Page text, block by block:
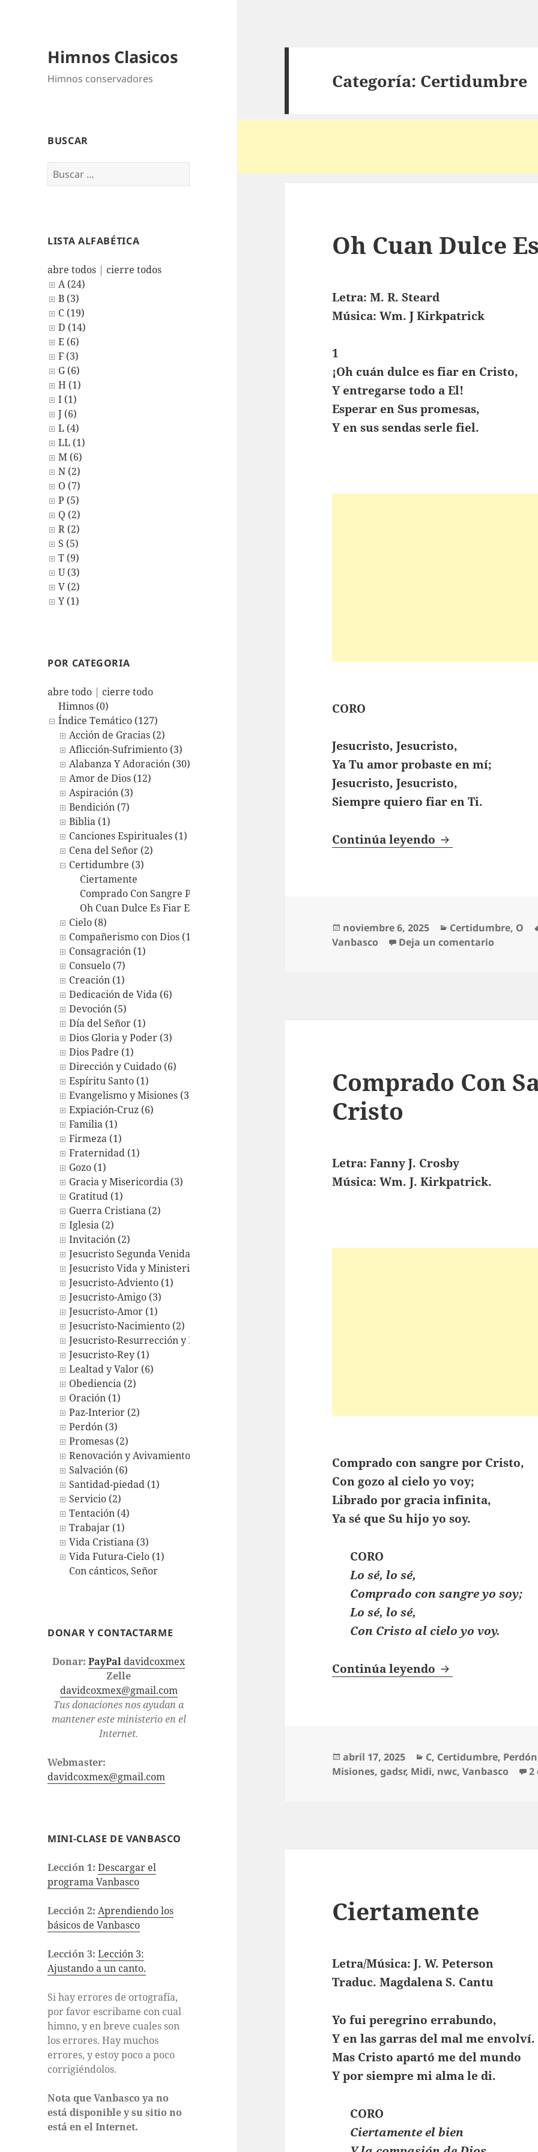
Himnos Clasicos
Himnos conservadores
BUSCAR
Buscar:
LISTA ALFABÉTICA
abre todos | cierre todos
A (24)
B (3)
C (19)
D (14)
E (6)
F (3)
G (6)
H (1)
I (1)
J (6)
L (4)
LL (1)
M (6)
N (2)
O (7)
P (5)
Q (2)
R (2)
S (5)
T (9)
U (3)
V (2)
Y (1)
POR CATEGORIA
abre todo | cierre todo
Himnos (0)
Índice Temático (127)
Acción de Gracias (2)
Aflicción-Sufrimiento (3)
Alabanza Y Adoración (30)
Amor de Dios (12)
Aspiración (3)
Bendición (7)
Biblia (1)
Canciones Espirituales (1)
Cena del Señor (2)
Certidumbre (3)
Ciertamente
Comprado Con Sangre Por Cristo
Oh Cuan Dulce Es Fiar En Cristo
Cielo (8)
Compañerismo con Dios (12)
Consagración (1)
Consuelo (7)
Creación (1)
Dedicación de Vida (6)
Devoción (5)
Día del Señor (1)
Dios Gloria y Poder (3)
Dios Padre (1)
Dirección y Cuidado (6)
Espíritu Santo (1)
Evangelismo y Misiones (3)
Expiación-Cruz (6)
Familia (1)
Firmeza (1)
Fraternidad (1)
Gozo (1)
Gracia y Misericordia (3)
Gratitud (1)
Guerra Cristiana (2)
Iglesia (2)
Invitación (2)
Jesucristo Segunda Venida (1)
Jesucristo Vida y Ministerio (2)
Jesucristo-Adviento (1)
Jesucristo-Amigo (3)
Jesucristo-Amor (1)
Jesucristo-Nacimiento (2)
Jesucristo-Resurrección y Exaltación (9)
Jesucristo-Rey (1)
Lealtad y Valor (6)
Obediencia (2)
Oración (1)
Paz-Interior (2)
Perdón (3)
Promesas (2)
Renovación y Avivamiento (1)
Salvación (6)
Santidad-piedad (1)
Servicio (2)
Tentación (4)
Trabajar (1)
Vida Cristiana (3)
Vida Futura-Cielo (1)
Con cánticos, Señor
DONAR Y CONTACTARME
Donar: PayPal davidcoxmex
Zelle
davidcoxmex@gmail.com
Tus donaciones nos ayudan a
mantener este ministerio en el
Internet.
Webmaster:
davidcoxmex@gmail.com
MINI-CLASE DE VANBASCO
Lección 1: Descargar el
programa Vanbasco
Lección 2: Aprendiendo los
básicos de Vanbasco
Lección 3: Lección 3:
Ajustando a un canto.
Si hay errores de ortografía,
por favor escribame con cual
himno, y en breve cuales son
los errores. Hay muchos
errores, y estoy poco a poco
corrigiéndolos.
Nota que Vanbasco ya no
está disponible y su sitio no
está en el Internet.
Categoría: Certidumbre
Oh Cuan Dulce
Letra: M. R. Steard
Música: Wm. J Kirkpatrick
1
¡Oh cuán dulce es fiar en Cristo,
Y entregarse todo a El!
Esperar en Sus promesas,
Y en sus sendas serle fiel.
CORO
Jesucristo, Jesucristo,
Ya Tu amor probaste en mí;
Jesucristo, Jesucristo,
Siempre quiero fiar en Ti.
Continúa leyendo Oh Cuan Dulce
Publicado
el
noviembre 6, 2025 Categorías
Certidumbre, O
Vanbasco
Deja un comentario
Comprado Con
Cristo
Letra: Fanny J. Crosby
Música: Wm. J. Kirkpatrick.
Comprado con sangre por Cristo,
Con gozo al cielo yo voy;
Librado por gracia infinita,
Ya sé que Su hijo yo soy.
CORO
Lo sé, lo sé,
Comprado con sangre yo soy;
Lo sé, lo sé,
Con Cristo al cielo yo voy.
Continúa leyendo Comprado Con
Publicado
el
abril 17, 2025 Categorías
C, Certidumbre, Perdón
Misiones,gadsr, Midi, nwc,Vanbasco 2
Ciertamente
Letra/Música: J. W. Peterson
Traduc. Magdalena S. Cantu
Yo fui peregrino errabundo,
Y en las garras del mal me envolví.
Mas Cristo apartó me del mundo
Y por siempre mi alma le di.
CORO
Ciertamente el bien